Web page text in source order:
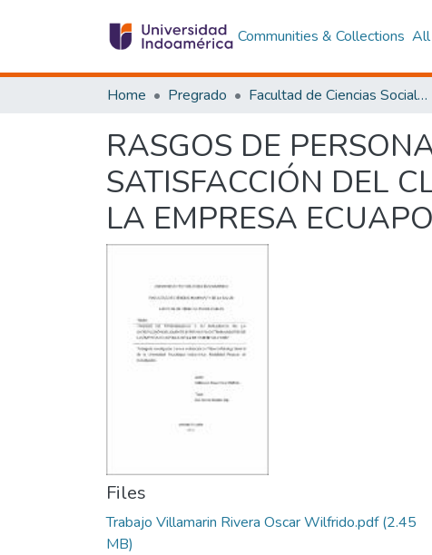
Communities & Collections All
Home Pregrado Facultad de Ciencias Sociales y Humanas
RASGOS DE
SATISFACCIÓN DEL
LA EMPRESA
Files
Trabajo Villamarin Rivera Oscar Wilfrido.pdf(2.45
MB)